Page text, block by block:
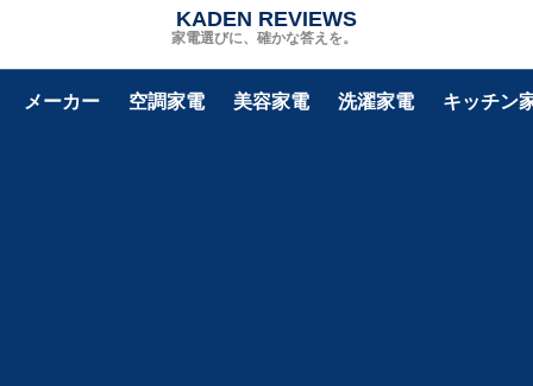
家電選びに、確かな答えを。
KADEN REVIEWS
メーカー 空調家電 美容家電 洗濯家電 キッチン